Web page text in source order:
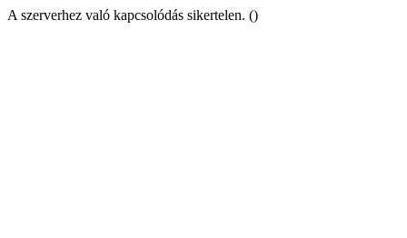
A szerverhez való kapcsolódás sikertelen. ()